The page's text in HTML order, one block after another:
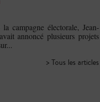
campagne électorale, Jean-
annoncé plusieurs projets
> Tous les articles